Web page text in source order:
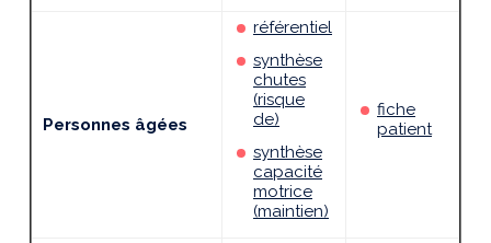
Personnes âgées
référentiel
synthèse
chutes
(risque
de)
synthèse
capacité
motrice
(maintien)
fiche
patient